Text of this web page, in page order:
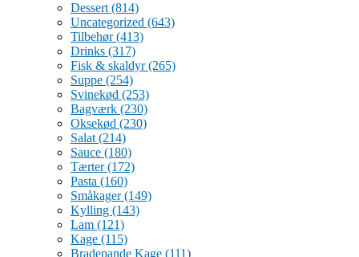
Dessert (814)
Uncategorized (643)
Tilbehør(413)
Drinks (317)
Fisk & skaldyr(265)
Suppe (254)
Svinekød (253)
Bagværk (230)
Oksekød (230)
Salat (214)
Sauce (180)
Tærter(172)
Pasta (160)
Småkager(149)
Kylling (143)
Lam (121)
Kage (115)
Bradepande Kage (111)